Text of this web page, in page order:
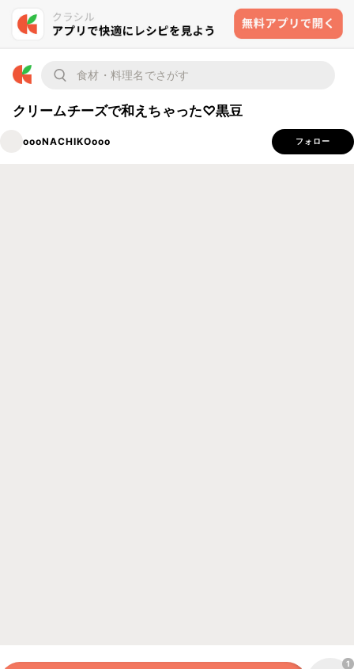
クリームチーズで和えちゃった♡黒豆
oooNACHIKOooo フォロー
1